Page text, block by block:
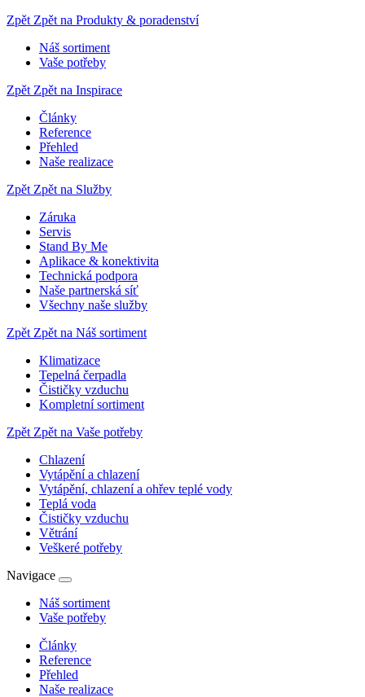
Zpět Zpět na Produkty & poradenství
Náš sortiment
Vaše potřeby
Zpět Zpět na Inspirace
Články
Reference
Přehled
Naše realizace
Zpět Zpět na Služby
Záruka
Servis
Stand By Me
Aplikace & konektivita
Technická podpora
Naše partnerská síť
Všechny naše služby
Zpět Zpět na Náš sortiment
Klimatizace
Tepelná čerpadla
Čističky vzduchu
Kompletní sortiment
Zpět Zpět na Vaše potřeby
Chlazení
Vytápění a chlazení
Vytápění, chlazení a ohřev teplé vody
Teplá voda
Čističky vzduchu
Větrání
Veškeré potřeby
Navigace
Náš sortiment
Vaše potřeby
Články
Reference
Přehled
Naše realizace